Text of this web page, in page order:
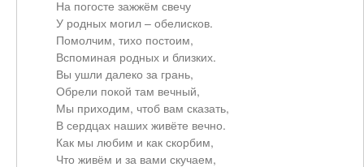
На погосте зажжём свечу
У родных могил – обелисков.
Помолчим, тихо постоим,
Вспоминая родных и близких.
Вы ушли далеко за грань,
Обрели покой там вечный,
Мы приходим, чтоб вам сказать,
В сердцах наших живёте вечно.
Как мы любим и как скорбим,
Что живём и за вами скучаем,